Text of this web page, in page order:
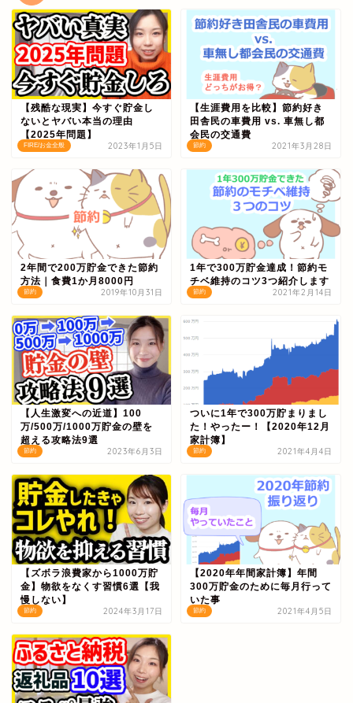
FIRE/お金全般
【残酷な現実】今すぐ貯金し
ないとヤバい本当の理由
【2025年問題】
2023年1月5日 節約
【生涯費用を比較】節約好き
田舎民の車費用 vs. 車無し都
会民の交通費
2021年3月28日
節約
2年間で200万貯金できた節約
方法｜食費1か月8000円
2019年10月31日 節約
1年で300万貯金達成！節約モ
チベ維持のコツ3つ紹介します
2021年2月14日
節約
【人生激変への近道】100
万/500万/1000万貯金の壁を
超える攻略法9選
2023年6月3日 節約
ついに1年で300万貯まりまし
た！やったー！【2020年12月
家計簿】
2021年4月4日
節約
【ズボラ浪費家から1000万貯
金】物欲をなくす習慣6選【我
慢しない】
2024年3月17日 節約
【2020年年間家計簿】年間
300万貯金のために毎月行って
いた事
2021年4月5日